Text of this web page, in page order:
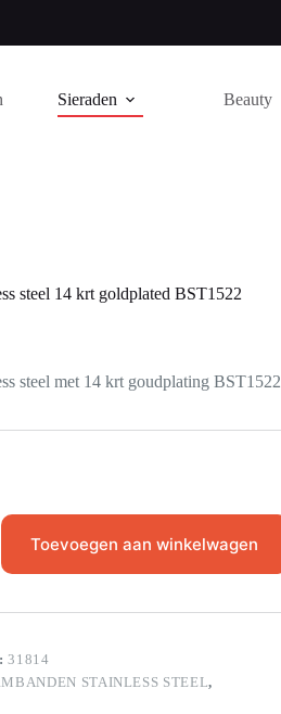
Sieraden Beauty
steel 14 krt goldplated BST1522
steel met 14 krt goudplating BST1522
Toevoegen aan winkelwagen
31814
STAINLESS STEEL,